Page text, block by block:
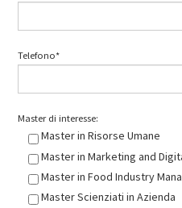
Telefono*
Master di interesse:
Master in Risorse Umane
Master in Marketing and
Master in Food Industry
Master Scienziati in Azienda